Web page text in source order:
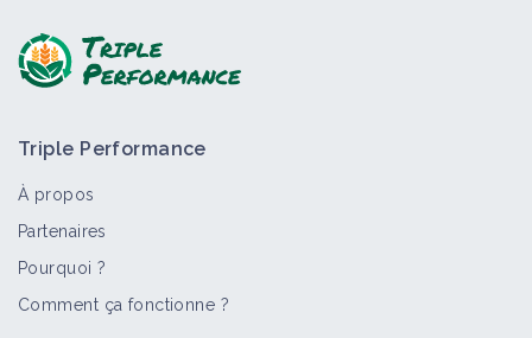
Triple Performance
À propos
Partenaires
Pourquoi ?
Comment ça fonctionne ?